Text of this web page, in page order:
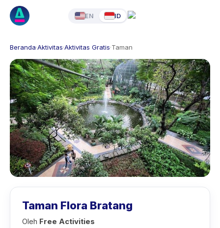
EN ID
Beranda·Aktivitas·Aktivitas Gratis·Taman
Taman Flora Bratang
Oleh Free Activities